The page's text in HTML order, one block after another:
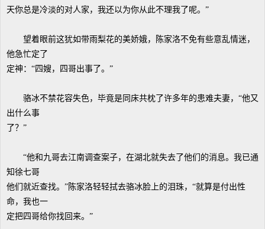
天你总是冷淡的对人家，我还以为你从此不理我了呢。”
望着眼前这犹如带雨梨花的美娇娥，陈家洛不免有些意乱情迷，
他急忙定了
定神：“四嫂，四哥出事了。”
骆冰不禁花容失色，毕竟是同床共枕了许多年的患难夫妻，“他又
出什么事
了？”
“他和九哥去江南调查案子，在湖北就失去了他们的消息。我已通
知徐七哥
他们就近查找。”陈家洛轻轻拭去骆冰脸上的泪珠，“就算是付出性
命，我也一
定把四哥给你找回来。”